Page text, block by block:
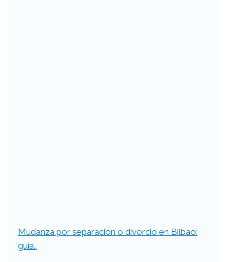
Mudanza por separación o divorcio en Bilbao:
guía..